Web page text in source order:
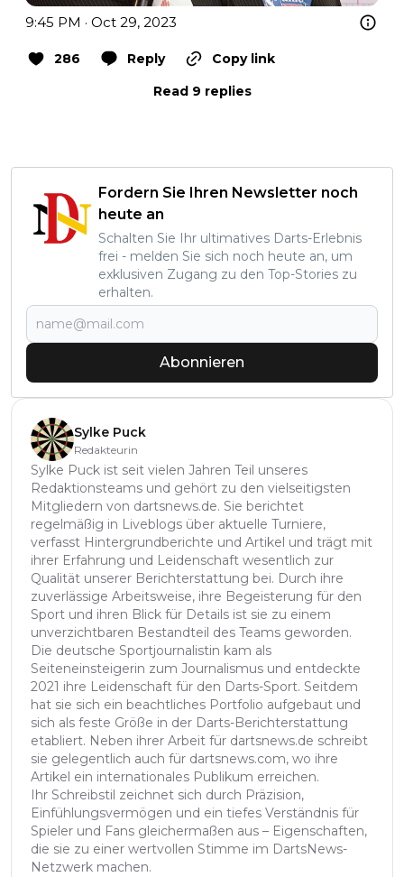
9:45 PM · Oct 29, 2023
286 Reply
Copy link
Read 9 replies
Fordern Sie Ihren Newsletter noch
heute an
Schalten Sie Ihr ultimatives Darts-Erlebnis
frei - melden Sie sich noch heute an, um
exklusiven Zugang zu den Top-Stories zu
erhalten.
Abonnieren
Sylke Puck
Redakteurin
Sylke Puck ist seit vielen Jahren Teil unseres
Redaktionsteams und gehört zu den vielseitigsten
Mitgliedern von dartsnews.de. Sie berichtet
regelmäßig in Liveblogs über aktuelle Turniere,
verfasst Hintergrundberichte und Artikel und trägt mit
ihrer Erfahrung und Leidenschaft wesentlich zur
Qualität unserer Berichterstattung bei. Durch ihre
zuverlässige Arbeitsweise, ihre Begeisterung für den
Sport und ihren Blick für Details ist sie zu einem
unverzichtbaren Bestandteil des Teams geworden.
Die deutsche Sportjournalistin kam als
Seiteneinsteigerin zum Journalismus und entdeckte
2021 ihre Leidenschaft für den Darts-Sport. Seitdem
hat sie sich ein beachtliches Portfolio aufgebaut und
sich als feste Größe in der Darts-Berichterstattung
etabliert. Neben ihrer Arbeit für dartsnews.de schreibt
sie gelegentlich auch für dartsnews.com, wo ihre
Artikel ein internationales Publikum erreichen.
Ihr Schreibstil zeichnet sich durch Präzision,
Einfühlungsvermögen und ein tiefes Verständnis für
Spieler und Fans gleichermaßen aus – Eigenschaften,
die sie zu einer wertvollen Stimme im DartsNews-
Netzwerk machen.